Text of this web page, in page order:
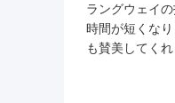
ラングウェイ
時間が短くな
も賛美してく